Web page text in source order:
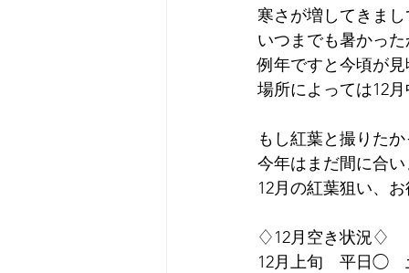
寒さが増してきま
いつまでも暑かっ
例年ですと今頃が
場所によっては12
もし紅葉と撮りた
今年はまだ間に合
12月の紅葉狙い、
♢12月空き状況♢
12月上旬　平日◯